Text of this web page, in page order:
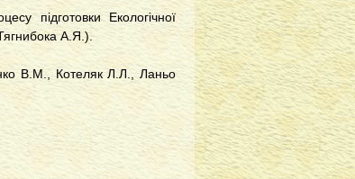
підготовки Екологічної
А.Я.).
В.М., Котеляк Л.Л., Ланьо